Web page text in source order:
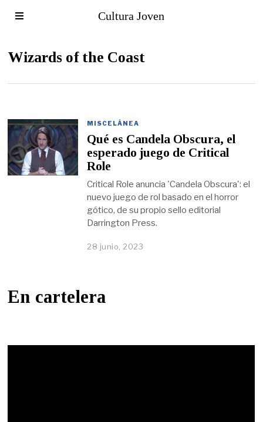
Cultura Joven
Wizards of the Coast
MISCELÁNEA
Qué es Candela Obscura, el
esperado juego de Critical
Role
Critical Role anuncia 'Candela Obscura': el
nuevo juego de rol basado en el horror
gótico, de su propio sello editorial
Darrington Press.
28 junio, 2023
En cartelera